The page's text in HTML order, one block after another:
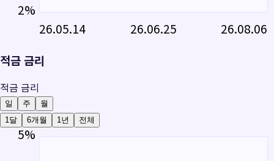
2%
26.05.14
26.06.25 26.08.06
적금 금리
적금 금리
일 주
월
1달
6개월 1년 전체
5%